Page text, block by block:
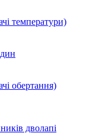
температури)
обертання)
дволапі